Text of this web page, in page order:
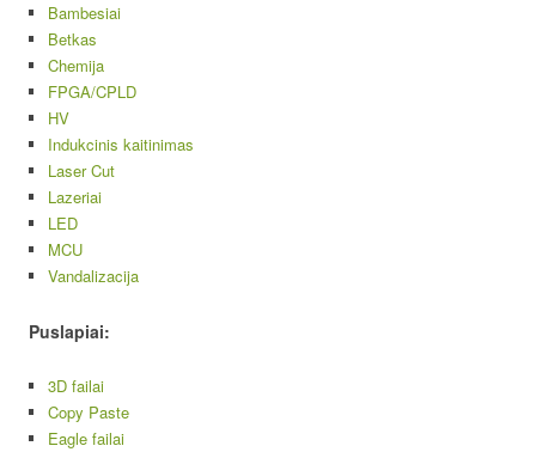
Bambesiai
Betkas
Chemija
FPGA/CPLD
HV
Indukcinis kaitinimas
Laser Cut
Lazeriai
LED
MCU
Vandalizacija
Puslapiai:
3D failai
Copy Paste
Eagle failai